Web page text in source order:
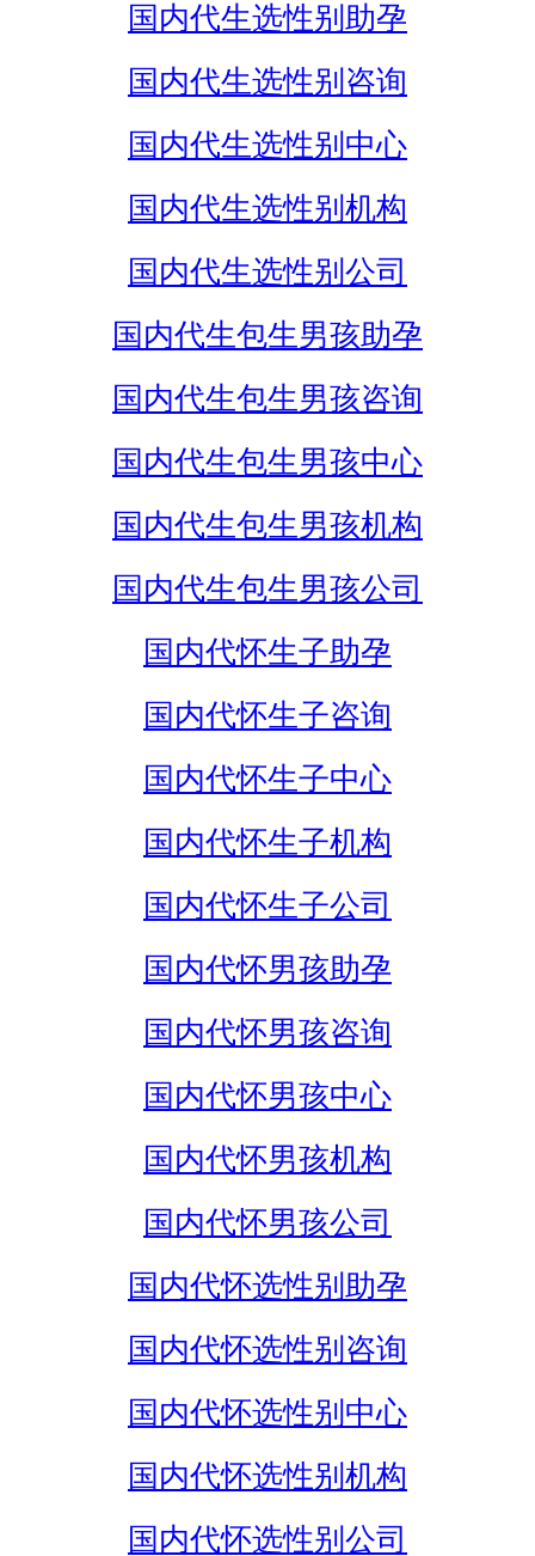
国内代生选性别助孕
国内代生选性别咨询
国内代生选性别中心
国内代生选性别机构
国内代生选性别公司
国内代生包生男孩助孕
国内代生包生男孩咨询
国内代生包生男孩中心
国内代生包生男孩机构
国内代生包生男孩公司
国内代怀生子助孕
国内代怀生子咨询
国内代怀生子中心
国内代怀生子机构
国内代怀生子公司
国内代怀男孩助孕
国内代怀男孩咨询
国内代怀男孩中心
国内代怀男孩机构
国内代怀男孩公司
国内代怀选性别助孕
国内代怀选性别咨询
国内代怀选性别中心
国内代怀选性别机构
国内代怀选性别公司